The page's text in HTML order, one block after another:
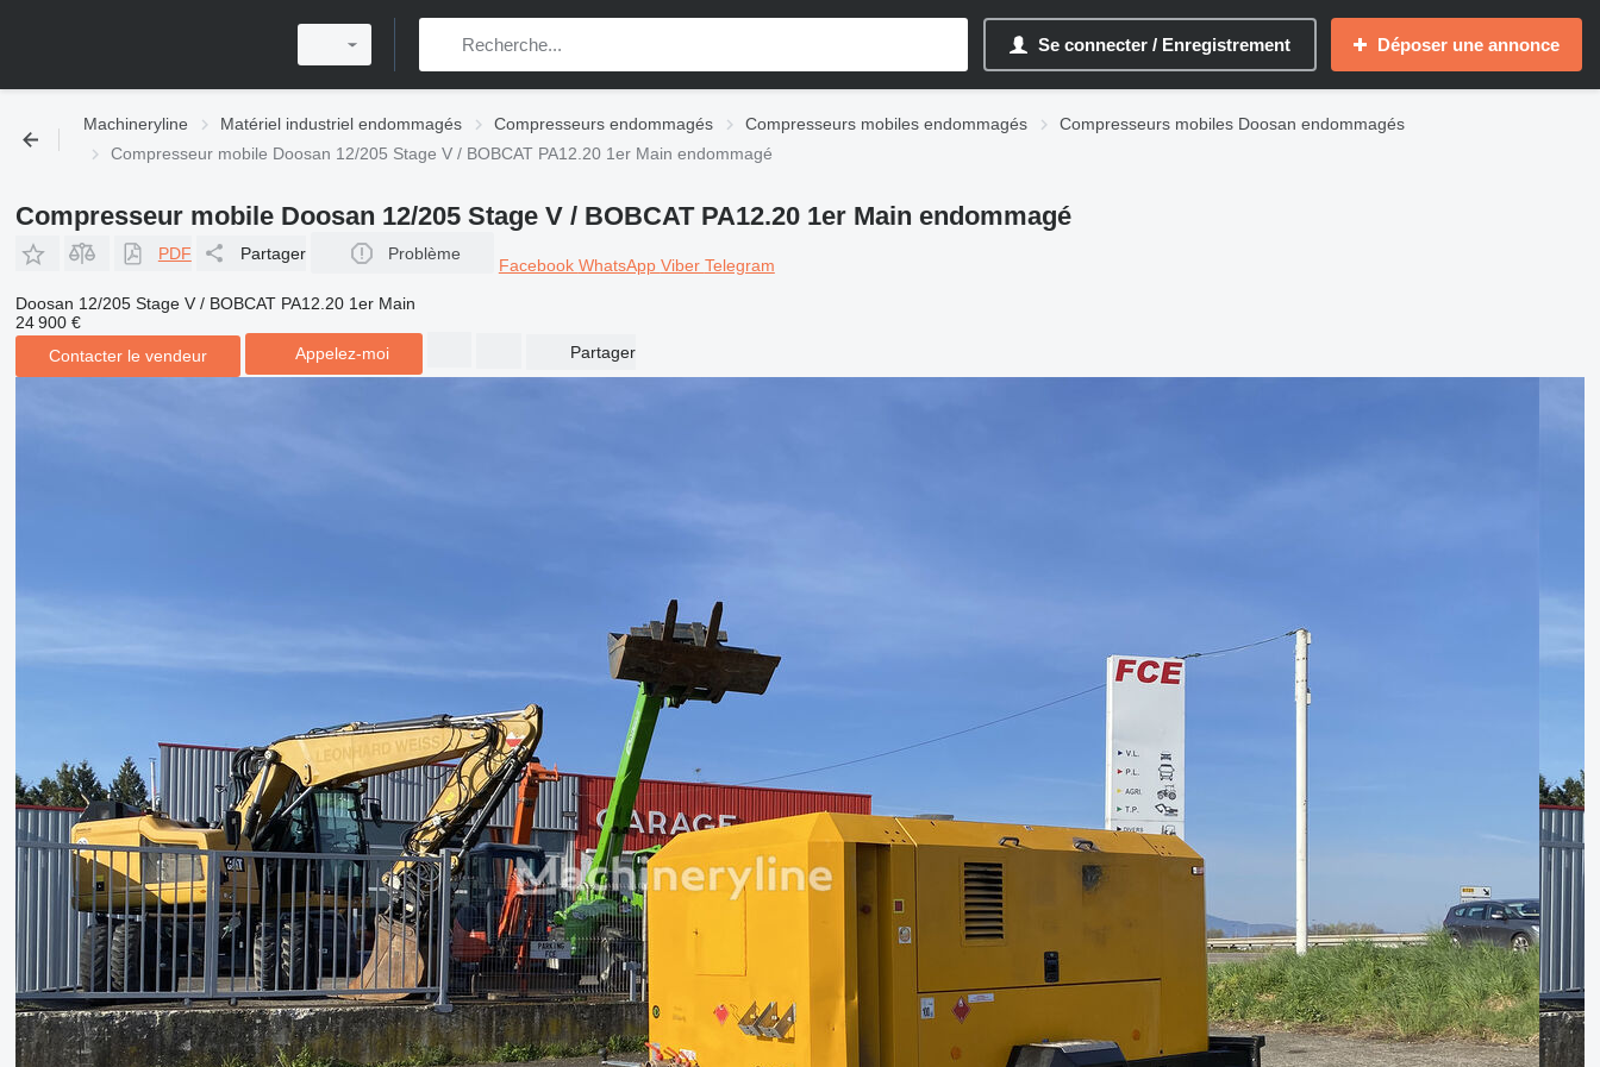
Se connecter / Enregistrement Déposer une annonce
Machineryline Matériel industriel endommagés Compresseurs endommagés Compresseurs mobiles endommagés
Compresseurs mobiles Doosan endommagés
Compresseur mobile Doosan 12/205 Stage V / BOBCAT PA12.20 1er Main endommagé
Compresseur mobile Doosan 12/205 Stage V / BOBCAT PA12.20 1er Main endommagé
PDF Partager Problème
Facebook WhatsApp Viber Telegram
Doosan 12/205 Stage V / BOBCAT PA12.20 1er Main
24 900 €
Contacter le vendeur
Appelez-moi Partager